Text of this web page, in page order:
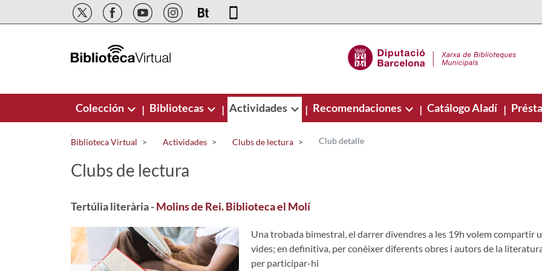
Saltar al contenido principal
Colección | Bibliotecas | Actividades | Recomendaciones | Catálogo Aladí |
Biblioteca Virtual Actividades Clubs de lectura Club detalle
Clubs de lectura
Tertúlia literària -Molins de Rei. Biblioteca el Molí
Una trobada bimestral, el darrer divendres a les 19h volem compartir
vides; en definitiva, per conèixer diferents obres i autors de la
per participar-hi